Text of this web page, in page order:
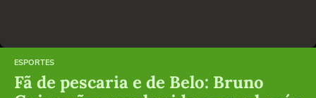
ESPORTES
Fã de pescaria e de Belo: Bruno